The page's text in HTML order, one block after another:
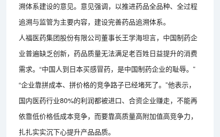
溯体系建设的意见。意见强调，以推进药品全品种、全过程
追溯与监管为主要内容，建设完善药品追溯体系。
人福医药集团股份有限公司董事长王学海坦言，中国制药企
业普遍缺乏创新，药品质量无法满足老百姓日益提升的消费
需求。“中国人到日本买感冒药，是中国制药企业的耻辱。”
“企业靠拼成本、拼价格的竞争路子已经堵死了。”他表示，
国内医药行业80%的利润都被进口、合资企业赚走，不能再
依靠低价格低成本竞争，而要靠高质量高附加值高竞争力，
扎扎实实沉下心提升产品品质。